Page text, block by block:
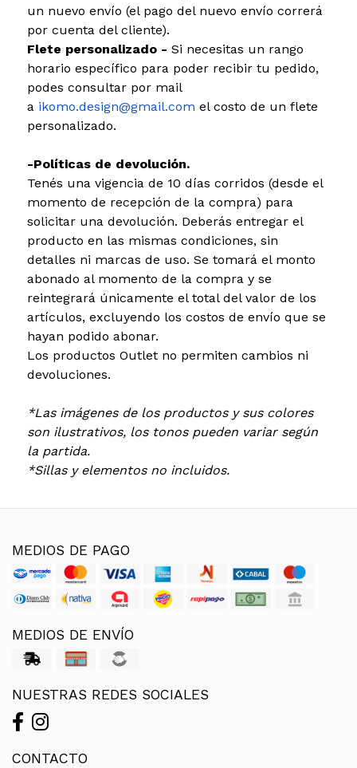
un nuevo envío (el pago del nuevo envío correrá
por cuenta del cliente).
Flete personalizado - Si necesitas un rango
horario específico para poder recibir tu pedido,
podes consultar por mail
a ikomo.design@gmail.com el costo de un flete
personalizado.
-Políticas de devolución.
Tenés una vigencia de 10 días corridos (desde el
momento de recepción de la compra) para
solicitar una devolución. Deberás entregar el
producto en las mismas condiciones, sin
detalles ni marcas de uso. Se tomará el monto
abonado al momento de la compra y se
reintegrará únicamente el total del valor de los
artículos, excluyendo los costos de envío que se
hayan podido abonar.
Los productos Outlet no permiten cambios ni
devoluciones.
*Las imágenes de los productos y sus colores
son ilustrativos, los tonos pueden variar según
la partida.
*Sillas y elementos no incluidos.
MEDIOS DE PAGO
MEDIOS DE ENVÍO
NUESTRAS REDES SOCIALES
CONTACTO